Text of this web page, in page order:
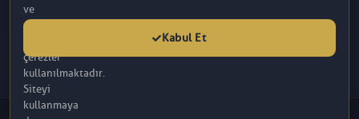
ve
analitik
çerezler
kullanılmaktadır.
Siteyi
kullanmaya
Kabul Et